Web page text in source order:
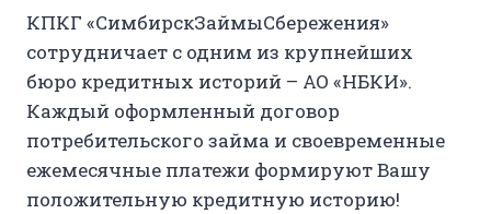
КПКГ «СимбирскЗаймыСбережения»
сотрудничает с одним из крупнейших
бюро кредитных историй – АО «НБКИ».
Каждый оформленный договор
потребительского займа и своевременные
ежемесячные платежи формируют Вашу
положительную кредитную историю!